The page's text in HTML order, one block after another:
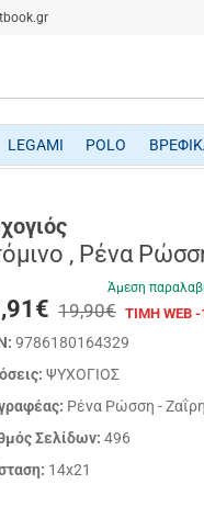
LEGAMI POLO
, Ρένα
Άμεση
€ 19,90€ ΤΙΜΗ WEB -
9786180164329
ΨΥΧΟΓΙΟΣ
Ρένα Ρώσση - Ζαΐρη
Σελίδων: 496
14x21